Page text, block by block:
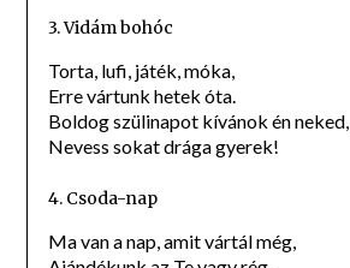
3. Vidám bohóc
Torta, lufi, játék, móka,
Erre vártunk hetek óta.
Boldog szülinapot kívánok én neked,
Nevess sokat drága gyerek!
4. Csoda-nap
Ma van a nap, amit vártál még,